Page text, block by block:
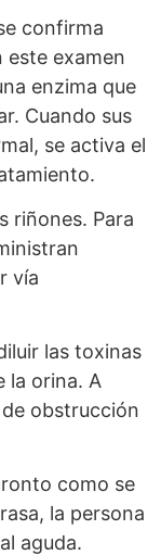
confirma
este examen
enzima que
Cuando sus
se activa el
riñones. Para
vía
las toxinas
la orina. A
obstrucción
como se
la persona
aguda.